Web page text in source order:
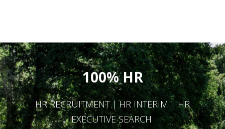
100% HR
HR RECRUITMENT | HR INTERIM | HR
EXECUTIVE SEARCH